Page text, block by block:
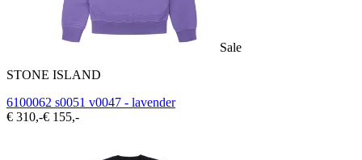
Sale
STONE ISLAND
6100062 s0051 v0047 - lavender
€ 310,-€ 155,-